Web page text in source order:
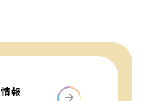
報